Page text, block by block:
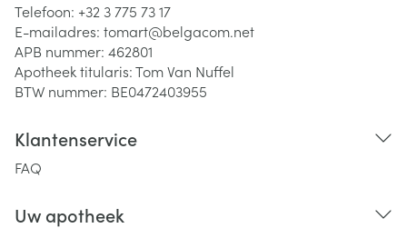
Telefoon: +32 3 775 73 17
E-mailadres: tomart@belgacom.net
APB nummer: 462801
Apotheek titularis:Tom Van Nuffel
BTW nummer: BE0472403955
Klantenservice
FAQ
Uw apotheek